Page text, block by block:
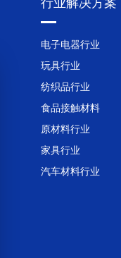
行业解决方案
电子电器行业
玩具行业
纺织品行业
食品接触材料
原材料行业
家具行业
汽车材料行业